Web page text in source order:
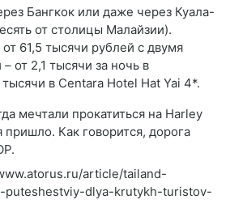
Бангкок или даже через Куала-
от столицы Малайзии).
61,5 тысячи рублей с двумя
от 2,1 тысячи за ночь в
в Centara Hotel Hat Yai 4*.
мечтали прокатиться на Harley
пришло. Как говорится, дорога
article/tailand-
puteshestviy-dlya-krutykh-turistov-